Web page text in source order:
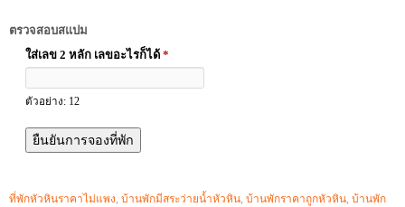
ตรวจสอบสแปม
ใส่เลข 2 หลัก เลขอะไรก็ได้ *
ตัวอย่าง: 12
ที่พักหัวหินราคาไม่แพง, บ้านพักมีสระว่ายน้ำหัวหิน, บ้านพักราคาถูกหัวหิน, บ้านพัก